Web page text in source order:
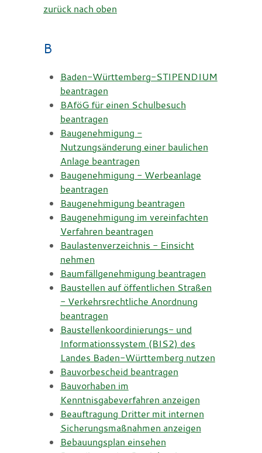
zurück nach oben
B
Baden-Württemberg-STIPENDIUM
beantragen
BAföG für einen Schulbesuch
beantragen
Baugenehmigung -
Nutzungsänderung einer baulichen
Anlage beantragen
Baugenehmigung - Werbeanlage
beantragen
Baugenehmigung beantragen
Baugenehmigung im vereinfachten
Verfahren beantragen
Baulastenverzeichnis - Einsicht
nehmen
Baumfällgenehmigung beantragen
Baustellen auf öffentlichen Straßen
- Verkehrsrechtliche Anordnung
beantragen
Baustellenkoordinierungs- und
Informationssystem (BIS2) des
Landes Baden-Württemberg nutzen
Bauvorbescheid beantragen
Bauvorhaben im
Kenntnisgabeverfahren anzeigen
Beauftragung Dritter mit internen
Sicherungsmaßnahmen anzeigen
Bebauungsplan einsehen